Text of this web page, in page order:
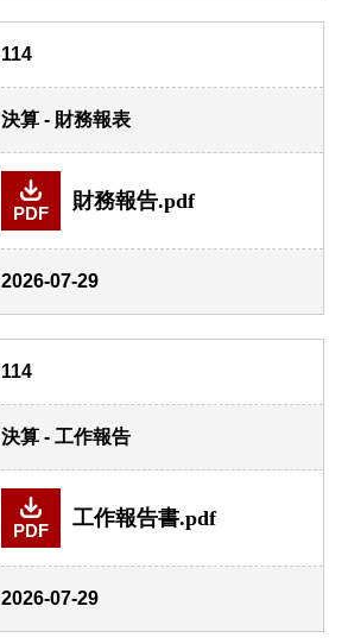
114
決算 - 財務報表
PDF
財務報告.pdf
2026-07-29
114
決算 - 工作報告
PDF
工作報告書.pdf
2026-07-29